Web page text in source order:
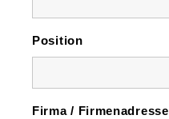
Position
Firma / Firmenadresse